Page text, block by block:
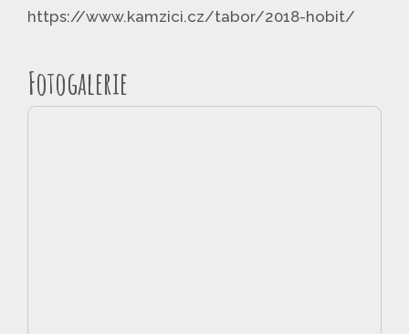
https://www.kamzici.cz/tabor/2018-hobit/
Fotogalerie